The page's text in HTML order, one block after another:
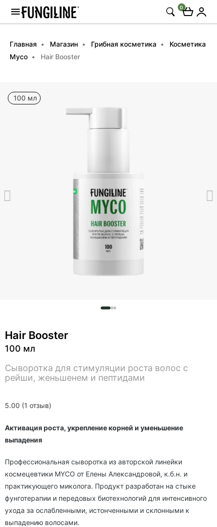
0
Главная Магазин Грибная косметика
Косметика
Myco
Hair Booster
100 мл
5.00 (1 отзыв)
Hair Booster
100 мл
Сыворотка для стимуляции роста волос с
рейши, женьшенем и пептидами
Активация роста, укрепление корней и уменьшение
выпадения
Профессиональная сыворотка из авторской линейки
космецевтики MYCO от Елены Александровой, к.б.н. и
практикующего миколога. Продукт разработан на стыке
фунготерапии и передовых биотехнологий для интенсивного
ухода за ослабленными, истонченными и склонными к
выпадению волосами.